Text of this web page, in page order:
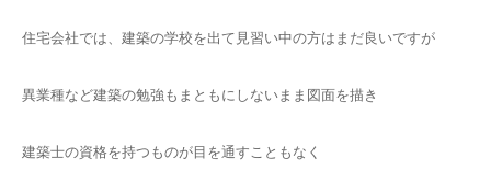
住宅会社では、建築の学校を出て見習い中の方はまだ良いですが
異業種など建築の勉強もまともにしないまま図面を描き
建築士の資格を持つものが目を通すこともなく